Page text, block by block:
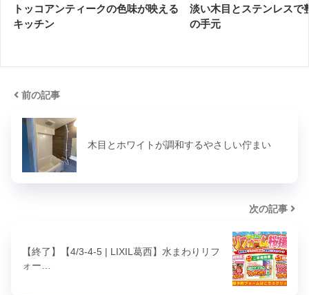
トッコアンティークの色味が映える
キッチン
淡い木目とステンレスで
の手元
前の記事
木目とホワイトが調和するやさしい佇まい
次の記事
【終了】【4/3-4-5 | LIXIL葛西】水まわりリフ
ォー…